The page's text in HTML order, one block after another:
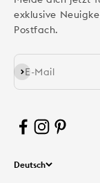
exklusive
Postfach.
E-Mail
Abonnieren
Deutsch